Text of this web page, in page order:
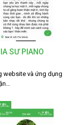
SƯ PIANO
website và ứng dụng